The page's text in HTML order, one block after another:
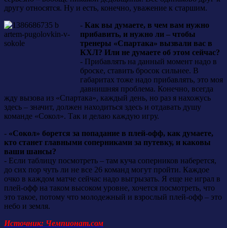
другу относятся. Ну и есть, конечно, уважение к старшим.
- Как вы думаете, в чем вам нужно
прибавить, и нужно ли – чтобы
тренеры «Спартака» вызвали вас в
КХЛ? Или не думаете об этом сейчас?
- Прибавлять на данный момент надо в
броске, ставить бросок сильнее. В
габаритах тоже надо прибавлять, это моя
давнишняя проблема. Конечно, всегда
жду вызова из «Спартака», каждый день, но раз я нахожусь
здесь – значит, должен находиться здесь и отдавать душу
команде «Сокол». Так и делаю каждую игру.
- «Сокол» борется за попадание в плей-офф, как думаете,
кто станет главными соперниками за путевку, и каковы
ваши шансы?
- Если таблицу посмотреть – там куча соперников наберется,
до сих пор чуть ли не все 26 команд могут пройти. Каждое
очко в каждом матче сейчас надо выгрызать. Я еще не играл в
плей-офф на таком высоком уровне, хочется посмотреть, что
это такое, потому что молодежный и взрослый плей-офф – это
небо и земля.
Источник: Чемпионат.сом